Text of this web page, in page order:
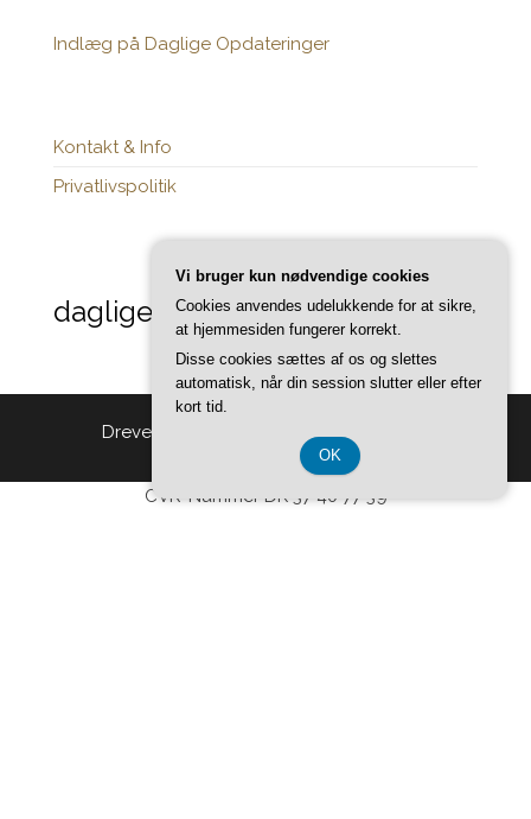
Indlæg på Daglige Opdateringer
Kontakt & Info
Privatlivspolitik
daglige-opdateringer.dk
Drevet af Tema:Head Blog
CVR-Nummer DK 37 40 77 39
Vi bruger kun nødvendige cookies
Cookies anvendes udelukkende for at sikre,
at hjemmesiden fungerer korrekt.
Disse cookies sættes af os og slettes
automatisk, når din session slutter eller efter
kort tid.
OK